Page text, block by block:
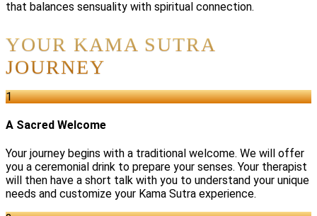
that balances sensuality with spiritual connection.
YOUR KAMA SUTRA
JOURNEY
1
A Sacred Welcome
Your journey begins with a traditional welcome. We will offer
you a ceremonial drink to prepare your senses. Your therapist
will then have a short talk with you to understand your unique
needs and customize your Kama Sutra experience.